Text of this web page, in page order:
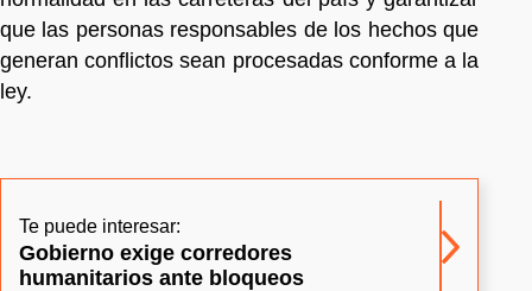
que las personas responsables de los hechos que
generan conflictos sean procesadas conforme a la
ley.
Te puede interesar:
Gobierno exige corredores
humanitarios ante bloqueos